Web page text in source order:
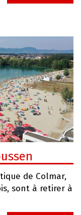
de Colmar,
sont à retirer à